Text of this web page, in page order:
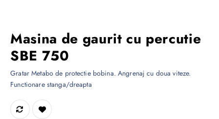
Masina de gaurit cu percutie
SBE 750
Gratar Metabo de protectie bobina. Angrenaj cu doua viteze.
Functionare stanga/dreapta